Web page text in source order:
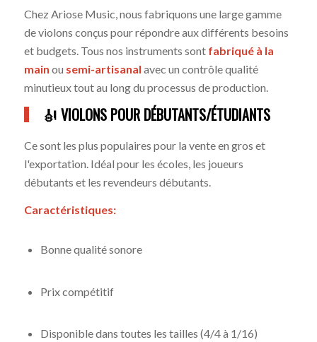
Chez Ariose Music, nous fabriquons une large gamme
de violons conçus pour répondre aux différents besoins
et budgets. Tous nos instruments sont fabriqué à la
main ou semi-artisanal avec un contrôle qualité
minutieux tout au long du processus de production.
🎻 VIOLONS POUR DÉBUTANTS/ÉTUDIANTS
Ce sont les plus populaires pour la vente en gros et
l'exportation. Idéal pour les écoles, les joueurs
débutants et les revendeurs débutants.
Caractéristiques:
Bonne qualité sonore
Prix compétitif
Disponible dans toutes les tailles (4/4 à 1/16)